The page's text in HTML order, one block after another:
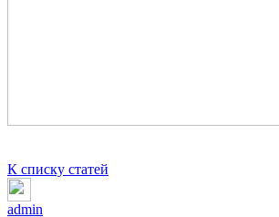
К списку статей
admin